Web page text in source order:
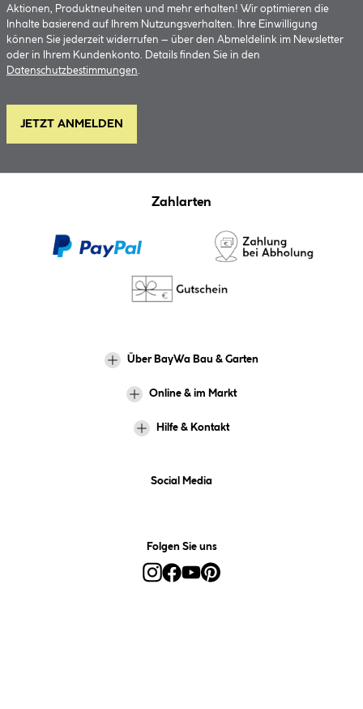
Aktionen, Produktneuheiten und mehr erhalten! Wir optimieren die
Inhalte basierend auf Ihrem Nutzungsverhalten. Ihre Einwilligung
können Sie jederzeit widerrufen – über den Abmeldelink im Newsletter
oder in Ihrem Kundenkonto. Details finden Sie in den
Datenschutzbestimmungen.
JETZT ANMELDEN
Zahlarten
Über BayWa Bau & Garten
Online & im Markt
Hilfe & Kontakt
Social Media
Folgen Sie uns